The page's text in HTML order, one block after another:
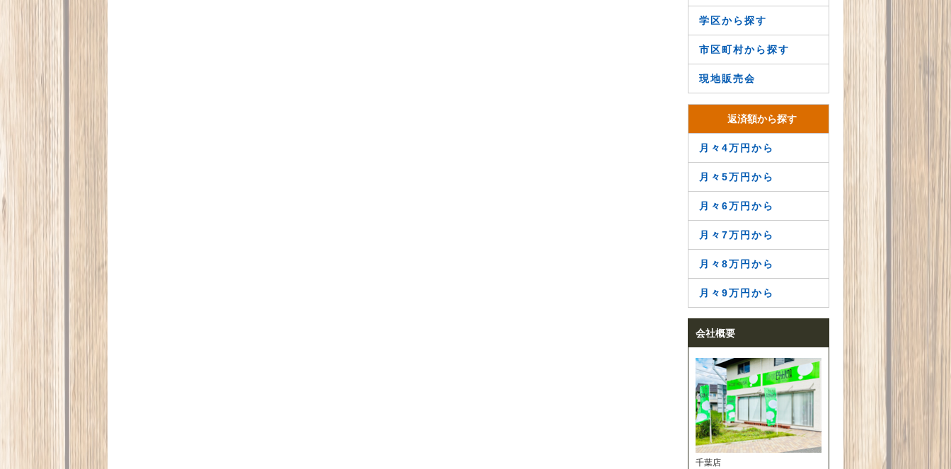
学区から探す
市区町村から探す
現地販売会
返済額から探す
月々4万円から
月々5万円から
月々6万円から
月々7万円から
月々8万円から
月々9万円から
会社概要
千葉店